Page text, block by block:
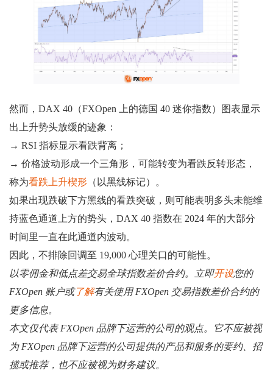
然而，DAX 40（FXOpen 上的德国 40 迷你指数）图表显示
出上升势头放缓的迹象：
→ RSI 指标显示看跌背离；
→ 价格波动形成一个三角形，可能转变为看跌反转形态，
称为看跌上升楔形 （以黑线标记）。
如果出现跌破下方黑线的看跌突破，则可能表明多头未能维
持蓝色通道上方的势头，DAX 40 指数在 2024 年的大部分
时间里一直在此通道内波动。
因此，不排除回调至 19,000 心理关口的可能性。
以零佣金和低点差交易全球指数差价合约。立即开设您的
FXOpen 账户或了解有关使用 FXOpen 交易指数差价合约的
更多信息。
本文仅代表 FXOpen 品牌下运营的公司的观点。它不应被视
为 FXOpen 品牌下运营的公司提供的产品和服务的要约、招
揽或推荐，也不应被视为财务建议。